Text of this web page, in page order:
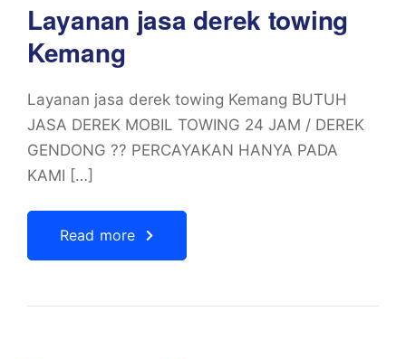
Layanan jasa derek towing
Kemang
Layanan jasa derek towing Kemang BUTUH
JASA DEREK MOBIL TOWING 24 JAM / DEREK
GENDONG ?? PERCAYAKAN HANYA PADA
KAMI […]
Read more